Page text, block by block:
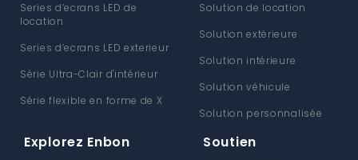
Series d’ecrans LED de
location
Series d’ecrans LED exterieur
Série Ultra-Clair d'intérieur
Série flexible en forme de X
Solution de location
Solution extérieure
Solution intérieure
Solution véhicule
Solution personnalisée
Explorez Enbon Soutien